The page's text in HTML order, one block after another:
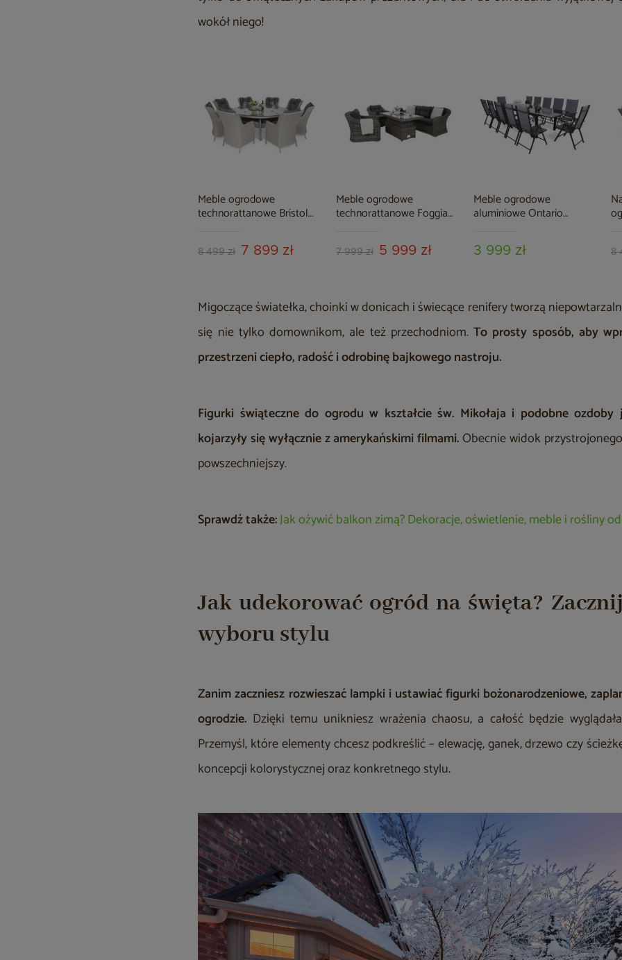
wokół niego!
Meble ogrodowe
technorattanowe Bristol
White / Grey 8+1
8 499 zł 7 899 zł
Meble ogrodowe
technorattanowe Foggia
7 999 zł 5 999 zł
Meble ogrodowe
aluminiowe Ontario
Grey Ibiza Grey / Window
Grey 12+1
3 999 zł 8
Migoczące światełka, choinki w donicach i świecące renifery tworzą
się nie tylko domownikom, ale też przechodniom.To prosty sposób, aby
przestrzeni ciepło, radość i odrobinę bajkowego nastroju.
Figurki świąteczne do ogrodu w kształcie św. Mikołaja i podobne ozdoby
kojarzyły się wyłącznie z amerykańskimi filmami. Obecnie widok
powszechniejszy.
Sprawdź także:Jak ożywić balkon zimą? Dekoracje, oświetlenie, meble i rośliny
Jak udekorować ogród na święta?
wyboru stylu
Zanim zaczniesz rozwieszać lampki i ustawiać figurki bożonarodzeniowe,
ogrodzie. Dzięki temu unikniesz wrażenia chaosu, a całość będzie
Przemyśl, które elementy chcesz podkreślić – elewację, ganek, drzewo czy
koncepcji kolorystycznej oraz konkretnego stylu.